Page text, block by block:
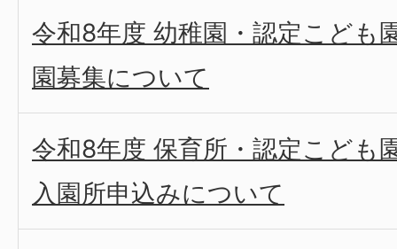
令和8年度 幼稚園・認定こども
園募集について
令和8年度 保育所・認定こども
入園所申込みについて